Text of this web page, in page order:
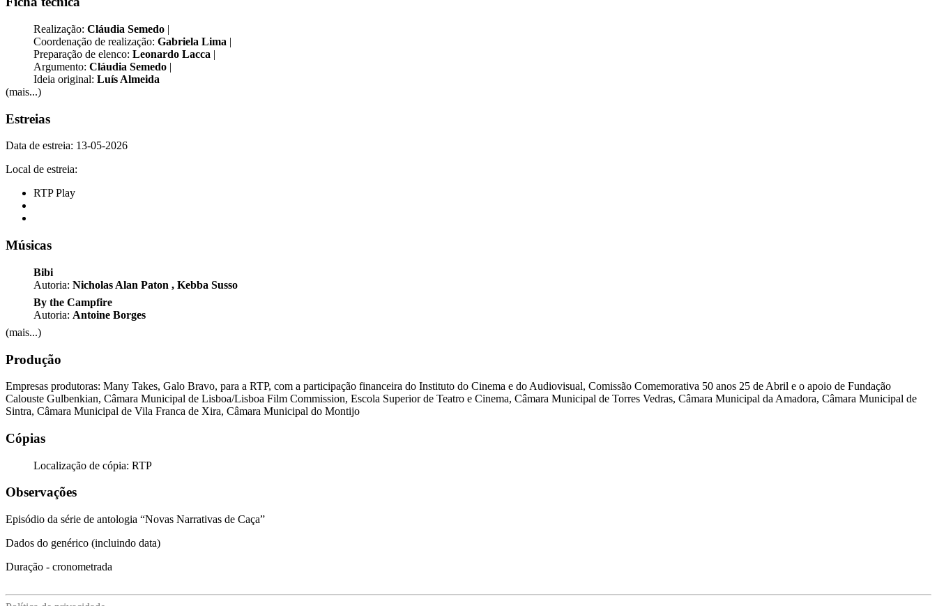
Realização: Cláudia Semedo |
Coordenação de realização: Gabriela Lima |
Preparação de elenco: Leonardo Lacca |
Argumento: Cláudia Semedo |
Ideia original: Luís Almeida
(mais...)
Estreias
Data de estreia: 13-05-2026
Local de estreia:
RTP Play
Músicas
Bibi
Autoria: Nicholas Alan Paton , Kebba Susso
By the Campfire
Autoria: Antoine Borges
(mais...)
Produção
Empresas produtoras: Many Takes, Galo Bravo, para a RTP, com a participação financeira do Instituto do Cinema e do Audiovisual, Comissão Comemorativa 50 anos 25 de Abril e o apoio de Fundação
Calouste Gulbenkian, Câmara Municipal de Lisboa/Lisboa Film Commission, Escola Superior de Teatro e Cinema, Câmara Municipal de Torres Vedras, Câmara Municipal da Amadora, Câmara Municipal de
Sintra, Câmara Municipal de Vila Franca de Xira, Câmara Municipal do Montijo
Cópias
Localização de cópia: RTP
Observações
Episódio da série de antologia “Novas Narrativas de Caça”
Dados do genérico (incluindo data)
Duração - cronometrada